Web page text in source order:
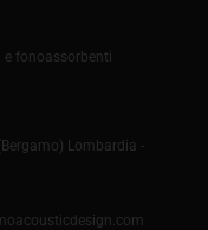
fonoassorbenti
Lombardia -